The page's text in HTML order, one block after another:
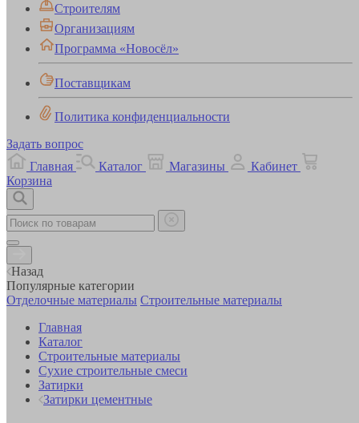
Строителям
Организациям
Программа «Новосёл»
Поставщикам
Политика конфиденциальности
Задать вопрос
Главная
Каталог Магазины
Кабинет
Корзина
Назад
Популярные категории
Отделочные материалы Строительные материалы
Главная
Каталог
Строительные материалы
Сухие строительные смеси
Затирки
Затирки цементные